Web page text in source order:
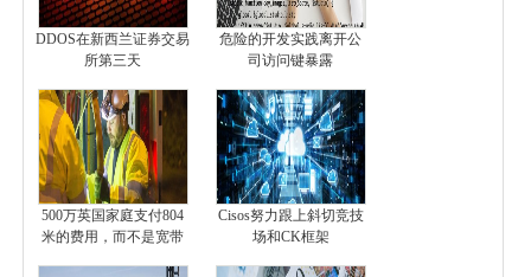
DDOS在新西兰证券交易
所第三天
危险的开发实践离开公
司访问键暴露
500万英国家庭支付804
米的费用，而不是宽带
Cisos努力跟上斜切竞技
场和CK框架